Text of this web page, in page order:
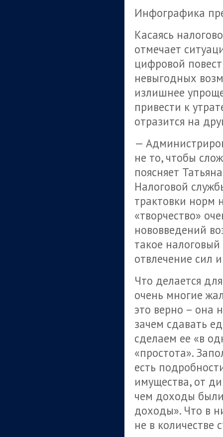
Инфографика
Касаясь
отмечает
цифровой
невыгодных
излишнее
привести к
отразится на
—
не то, чтобы
поясняет
Налоговой
трактовки норм
«творчество»
нововведений
такое
отвлечение сил
Что делается
очень многие
это верно – она
зачем сдавать
сделаем ее «в
«простота».
есть
имущества, от
чем доходы
доходы». Что в
не в количестве